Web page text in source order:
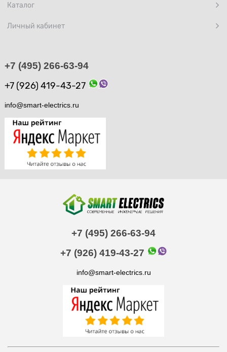
Каталог
Личный кабинет
+7 (495) 266-63-94
+7 (926) 419-43-27
info@smart-electrics.ru
+7 (495) 266-63-94
+7 (926) 419-43-27
info@smart-electrics.ru